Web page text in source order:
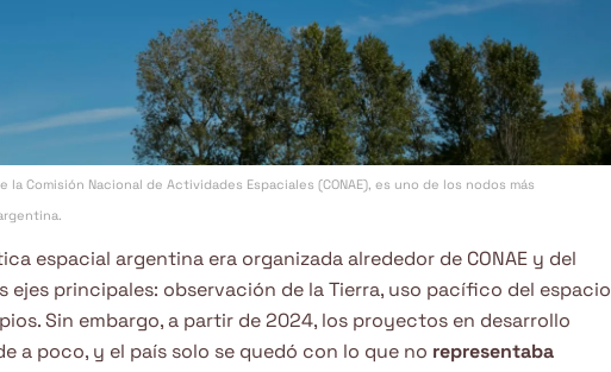
la Comisión Nacional de Actividades Espaciales (CONAE), es uno de los nodos más
espacial argentina era organizada alrededor de CONAE y del
ejes principales: observación de la Tierra, uso pacífico del espacio
Sin embargo, a partir de 2024, los proyectos en desarrollo
a poco, y el país solo se quedó con lo que no representaba